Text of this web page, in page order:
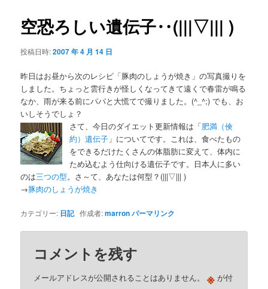
ゲ
ー
ョ
空恐ろしい遺伝子‥(|||▽||| )
投稿日時:2007 年 4 月 14 日
昨日はお昼から次のレシピ「豚肉のしょうが焼き」の写真撮りを
しました。ちょっと雲行きが怪しくなってきて遠くで春雷が鳴る
なか、雨が来る前にパパと大慌てで撮りました。(^_^;) でも、お
いしそうでしょ？
さて、今日のダイエット更新情報は「肥満（倹
約）遺伝子 」についてです。これは、食べたもの
をできるだけたくさんの体脂肪に変えて、体内に
ため込むよう仕向ける遺伝子です。日本人に多い
のは三つの型。さ～て、あなたは何型？(|||▽||| )
→豚肉のしょうが焼き
カテゴリー: 日記作成者:marronパーマリンク
コメントを残す
メールアドレスが公開されることはありません。 ※ が付